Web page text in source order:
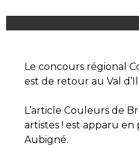
Le concours régional
est de retour au Val
L’article Couleurs de
artistes ! est apparu en
Aubigné.